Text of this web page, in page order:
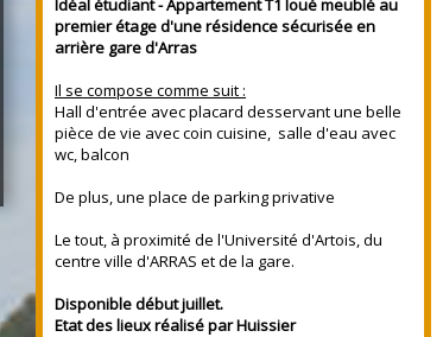
Idéal étudiant -Appartement T1 loué meublé au
premier étage d'une résidence sécurisée en
arrière gare d'Arras
Il se compose comme suit :
Hall d'entrée avec placard desservant une belle
pièce de vie avec coin cuisine, salle d'eau avec
wc, balcon
De plus, une place de parking privative
Le tout, à proximité de l'Université d'Artois, du
centre ville d'ARRAS et de la gare.
Disponible début juillet.
Etat des lieux réalisé par Huissier